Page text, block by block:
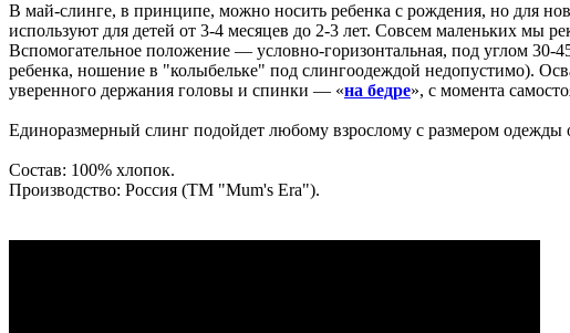
В май-слинге, в принципе, можно носить ребенка с рождения, но для
используют для детей от 3-4 месяцев до 2-3 лет. Совсем маленьких мы
Вспомогательное положение — условно-горизонтальная, под углом 30-
ребенка, ношение в "колыбельке" под слингоодеждой недопустимо).
уверенного держания головы и спинки — «на бедре», с момента
Единоразмерный слинг подойдет любому взрослому с размером одежды
Состав: 100% хлопок.
Производство: Россия (ТМ "Mum's Era").